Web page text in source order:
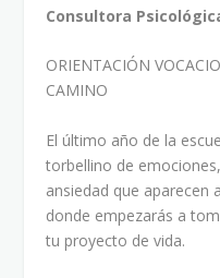
Consultora
ORIENTACIÓN
CAMINO
El último año de la
torbellino de
ansiedad que aparecen
donde empezarás a
tu proyecto de vida.